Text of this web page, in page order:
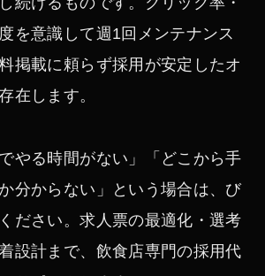
を意識して週1回メンテナンス
掲載に頼らず採用が安定したオ
在します。
やる時間がない」「どこから手
分からない」という場合は、び
ださい。求人票の最適化・選考
設計まで、飲食店専門の採用代